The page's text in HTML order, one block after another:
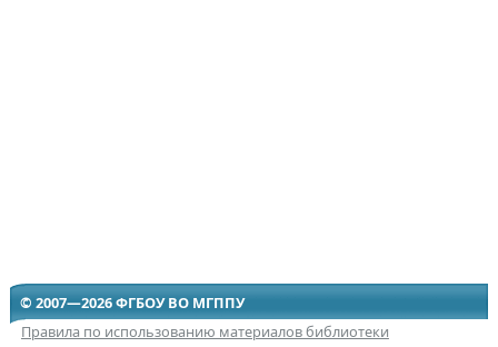
© 2007—2026 ФГБОУ ВО МГППУ
Правила по использованию материалов библиотеки